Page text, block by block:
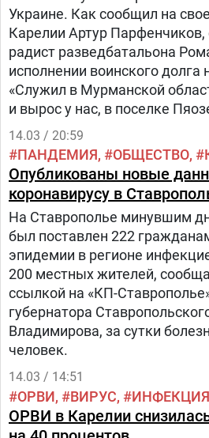
Украине. Как сообщил на
Карелии Артур
радист разведбатальона
исполнении воинского долга
«Служил в Мурманской
и вырос у нас, в поселке
14.03 / 20:59
ПАНДЕМИЯ ОБЩЕСТВО
Опубликованы новые
коронавирусу в
На Ставрополье минувшим
был поставлен 222
эпидемии в регионе
200 местных жителей,
ссылкой на «КП-
губернатора
Владимирова, за сутки
человек.
14.03 / 14:51
ОРВИ ВИРУС ИНФЕКЦИЯ
ОРВИ в Карелии